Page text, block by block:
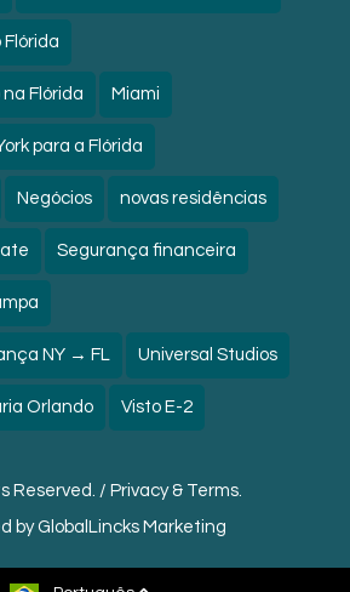
Flórida Miami
para a Flórida
Negócios novas residências
Segurança financeira
NY → FL Universal Studios
Orlando Visto E-2
Reserved. / Privacy & Terms.
byGlobalLincks Marketing